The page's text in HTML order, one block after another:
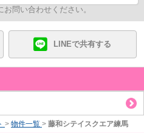
問い合わせください。
LINEで共有する
> 物件一覧 > 藤和シテイスクエア練馬